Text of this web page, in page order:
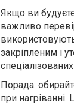
Якщо ви
важливо
закріпленим і
Порада:
при